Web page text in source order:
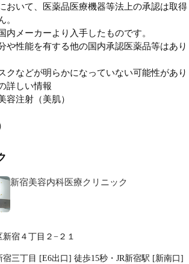
おいて、医薬品医療機器等法上の承認は取得
。
内メーカーより入手したものです。
や性能を有する他の国内承認医薬品等はあり
クなどが明らかになっていない可能性があり
詳しい情報
容注射（美肌）
新宿美容内科医療クリニック
宿４丁目２−２１
宿三丁目 [E6出口] 徒歩15秒・JR新宿駅 [新南口]